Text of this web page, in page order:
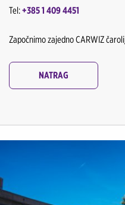
Tel:+385 1 409 4451
Započnimo zajedno CARWIZ
NATRAG